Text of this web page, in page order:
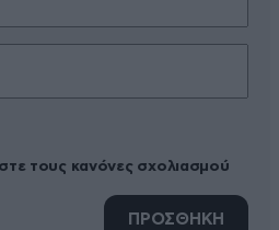
τους κανόνες σχολιασμού
ΠΡΟΣΘΗΚΗ